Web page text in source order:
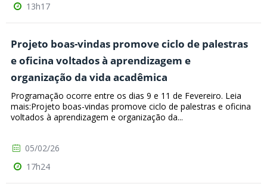
13h17
Projeto boas-vindas promove ciclo de palestras
e oficina voltados à aprendizagem e
organização da vida acadêmica
Programação ocorre entre os dias 9 e 11 de Fevereiro. Leia
mais:Projeto boas-vindas promove ciclo de palestras e oficina
voltados à aprendizagem e organização da...
05/02/26
17h24